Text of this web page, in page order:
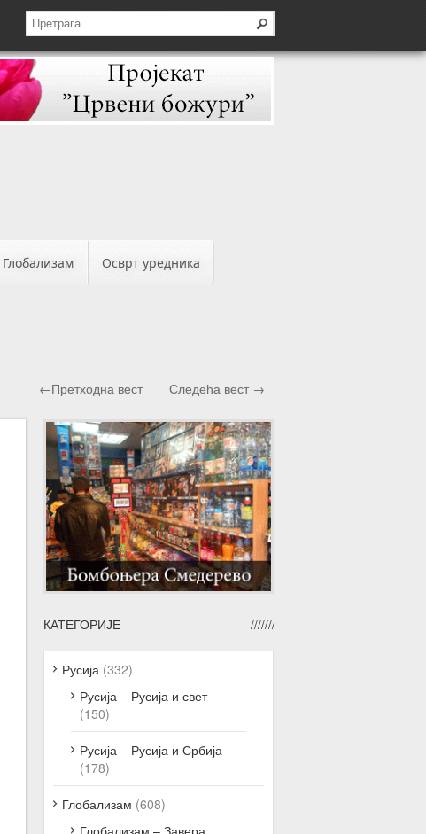
Глобализам Осврт уредника
←Претходна вест Следећа вест →
КАТЕГОРИЈЕ
Русија (332)
Русија – Русија и свет
(150)
Русија – Русија и Србија
(178)
Глобализам (608)
Глобализам – Завера